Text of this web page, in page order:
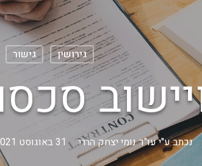
גירושין גישור
נכתב ע"יעו"ד נומי יצחק הררי 31 באוגוסט 2021